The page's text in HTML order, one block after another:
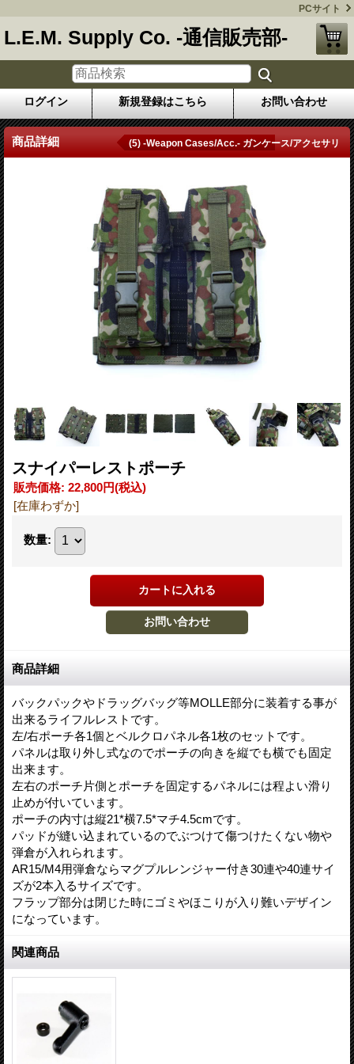
PCサイト
L.E.M. Supply Co. -通信販売部-
ログイン 新規登録はこちら お問い合わせ
商品詳細 (5) -Weapon Cases/Acc.- ガンケース/アクセサリ
スナイパーレストポーチ
販売価格: 22,800円(税込)
[在庫わずか]
数量:
商品詳細
バックパックやドラッグバッグ等MOLLE部分に装着する事が
出来るライフルレストです。
左/右ポーチ各1個とベルクロパネル各1枚のセットです。
パネルは取り外し式なのでポーチの向きを縦でも横でも固定
出来ます。
左右のポーチ片側とポーチを固定するパネルには程よい滑り
止めが付いています。
ポーチの内寸は縦21*横7.5*マチ4.5cmです。
パッドが縫い込まれているのでぶつけて傷つけたくない物や
弾倉が入れられます。
AR15/M4用弾倉ならマグプルレンジャー付き30連や40連サイ
ズが2本入るサイズです。
フラップ部分は閉じた時にゴミやほこりが入り難いデザイン
になっています。
関連商品